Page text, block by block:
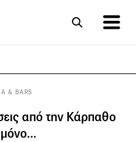
& BARS
από την Κάρπαθο
μόνο…